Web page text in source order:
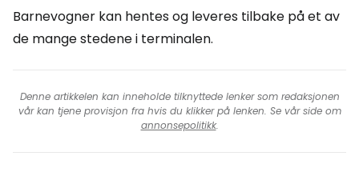
Barnevogner kan hentes og leveres tilbake på et av
de mange stedene i terminalen.
Denne artikkelen kan inneholde tilknyttede lenker som redaksjonen
vår kan tjene provisjon fra hvis du klikker på lenken. Se vår side om
annonsepolitikk.